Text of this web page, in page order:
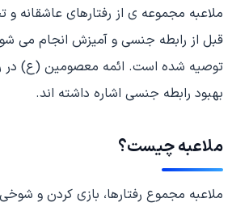
ملاعبه مجموعه ی از رفتارهای عاشقانه
قبل از رابطه جنسی و آمیزش انجام می
توصیه شده است. ائمه معصومین (ع) در
بهبود رابطه جنسی اشاره داشته اند.
ملاعبه چیست؟
ملاعبه مجموع رفتارها، بازی کردن و